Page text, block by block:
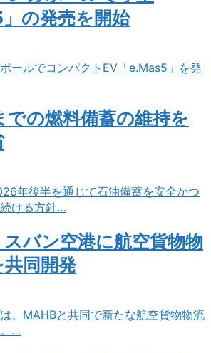
の発売を開始
ールでコンパクトEV「e.Mas5」を発
での燃料備蓄の維持を
年後半を通じて石油備蓄を安全かつ
ける方針…
バン空港に航空貨物物
同開発
、MAHBと共同で新たな航空貨物物流
…